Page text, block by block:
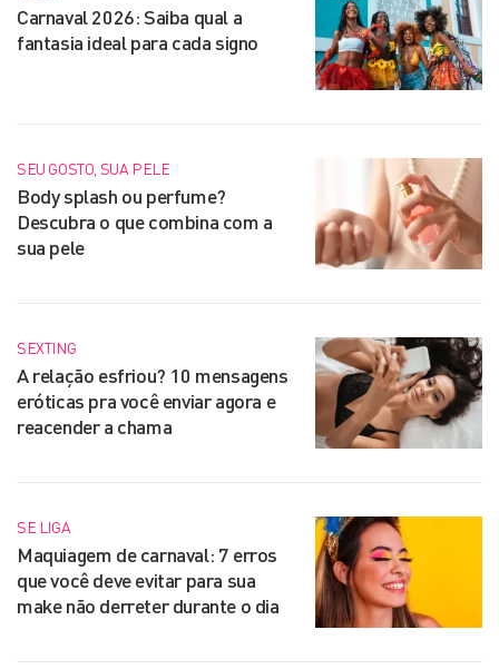
Carnaval 2026: Saiba qual a
fantasia ideal para cada signo
SEU GOSTO, SUA PELE
Body splash ou perfume?
Descubra o que combina com a
sua pele
SEXTING
A relação esfriou? 10 mensagens
eróticas pra você enviar agora e
reacender a chama
SE LIGA
Maquiagem de carnaval: 7 erros
que você deve evitar para sua
make não derreter durante o dia